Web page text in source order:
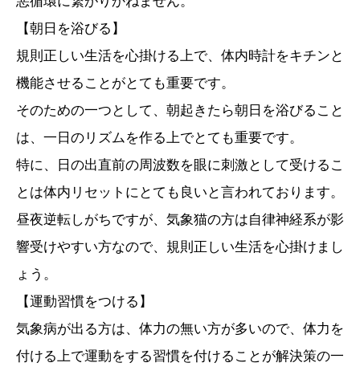
【朝日を浴びる】
規則正しい生活を心掛ける上で、体内時計をキチンと
機能させることがとても重要です。
そのための一つとして、朝起きたら朝日を浴びること
は、一日のリズムを作る上でとても重要です。
特に、日の出直前の周波数を眼に刺激として受けるこ
とは体内リセットにとても良いと言われております。
昼夜逆転しがちですが、気象猫の方は自律神経系が影
響受けやすい方なので、規則正しい生活を心掛けまし
ょう。
【運動習慣をつける】
気象病が出る方は、体力の無い方が多いので、体力を
付ける上で運動をする習慣を付けることが解決策の一